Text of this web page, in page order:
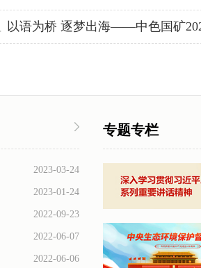
2023-03-24
2023-01-24
2022-09-23
2022-06-07
2022-06-06
专题专栏